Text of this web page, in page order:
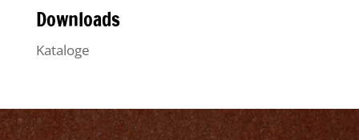
Downloads
Kataloge